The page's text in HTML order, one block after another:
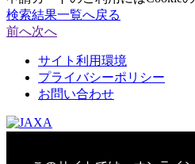
検索結果一覧へ戻る
前へ次へ
サイト利用環境
プライバシーポリシー
お問い合わせ